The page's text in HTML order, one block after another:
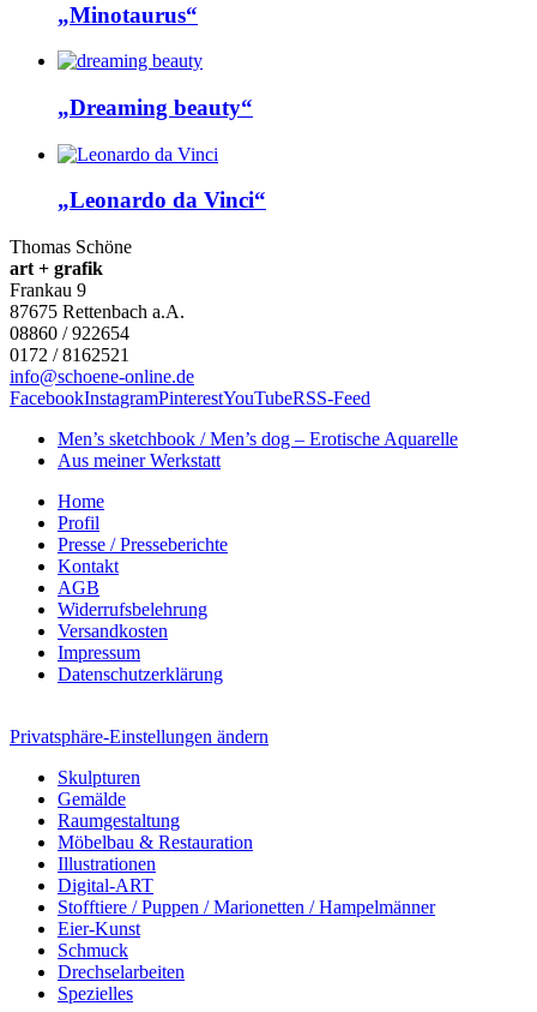
„Minotaurus“
„Dreaming beauty“
„Leonardo da Vinci“
Thomas Schöne
art + grafik
Frankau 9
87675 Rettenbach a.A.
08860 / 922654
0172 / 8162521
info@schoene-online.de
FacebookInstagramPinterestYouTubeRSS-Feed
Men’s sketchbook / Men’s dog – Erotische Aquarelle
Aus meiner Werkstatt
Home
Profil
Presse / Presseberichte
Kontakt
AGB
Widerrufsbelehrung
Versandkosten
Impressum
Datenschutzerklärung
Privatsphäre-Einstellungen ändern
Skulpturen
Gemälde
Raumgestaltung
Möbelbau & Restauration
Illustrationen
Digital-ART
Stofftiere / Puppen / Marionetten / Hampelmänner
Eier-Kunst
Schmuck
Drechselarbeiten
Spezielles